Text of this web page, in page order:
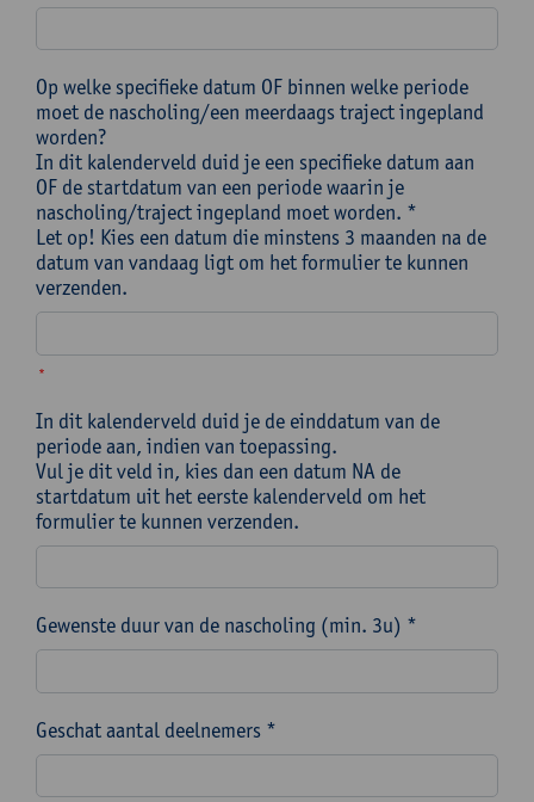
Op welke specifieke datum OF binnen welke periode
moet de nascholing/een meerdaags traject ingepland
worden?
In dit kalenderveld duid je een specifieke datum aan
OF de startdatum van een periode waarin je
nascholing/traject ingepland moet worden. *
Let op! Kies een datum die minstens 3 maanden na de
datum van vandaag ligt om het formulier te kunnen
verzenden.
*
In dit kalenderveld duid je de einddatum van de
periode aan, indien van toepassing.
Vul je dit veld in, kies dan een datum NA de
startdatum uit het eerste kalenderveld om het
formulier te kunnen verzenden.
Gewenste duur van de nascholing (min. 3u) *
Geschat aantal deelnemers *